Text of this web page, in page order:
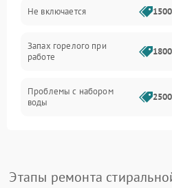
Не включается
Запах горелого при
работе
Проблемы с набором
воды
Этапы ремонта